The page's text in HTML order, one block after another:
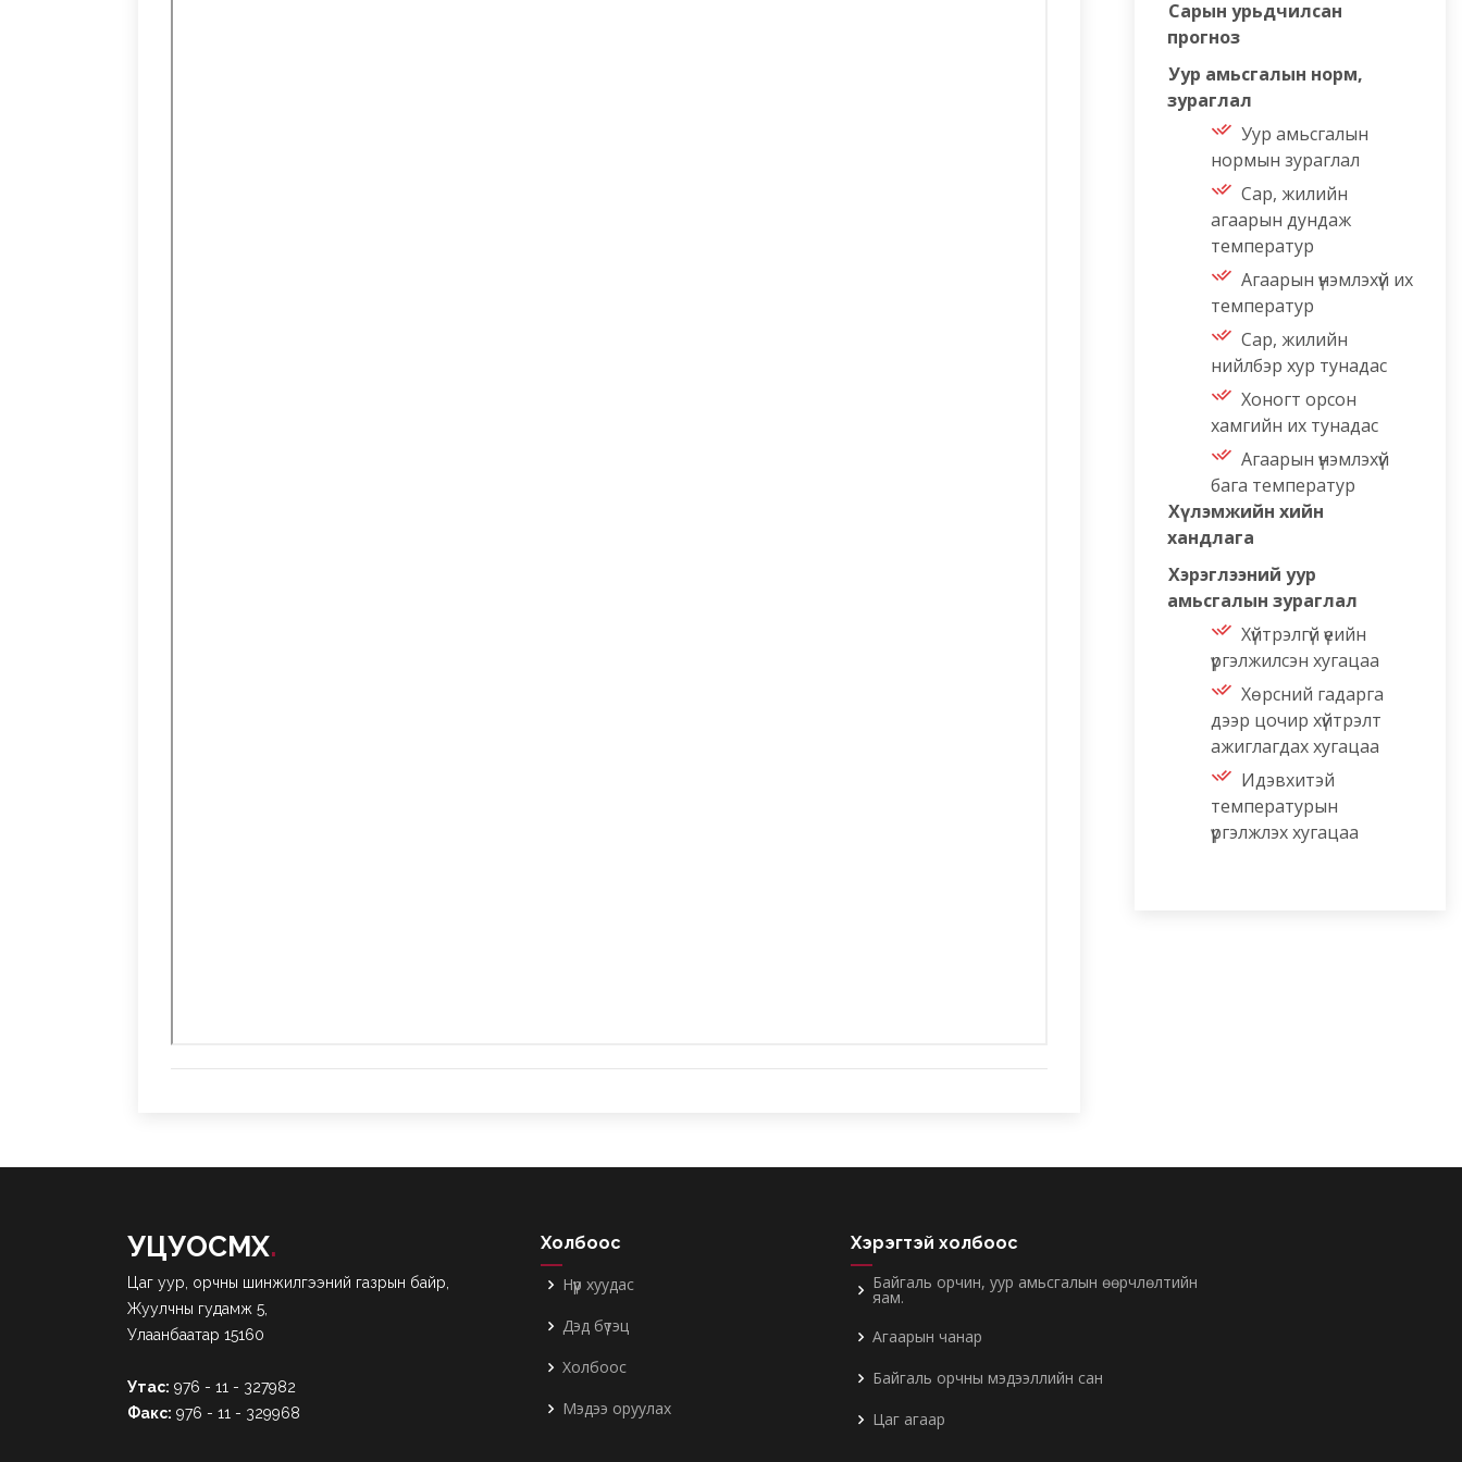
Сарын урьдчилсан
прогноз
Уур амьсгалын норм,
зураглал
Уур амьсгалын
нормын зураглал
Сар, жилийн
агаарын дундаж
температур
Агаарын үнэмлэхүй их
температур
Сар, жилийн
нийлбэр хур тунадас
Хоногт орсон
хамгийн их тунадас
Агаарын үнэмлэхүй
бага температур
Хүлэмжийн хийн
хандлага
Хэрэглээний уур
амьсгалын зураглал
Хүйтрэлгүй үеийн
үргэлжилсэн хугацаа
Хөрсний гадарга
дээр цочир хүйтрэлт
ажиглагдах хугацаа
Идэвхитэй
температурын
үргэлжлэх хугацаа
УЦУОСМХ.
Цаг уур, орчны шинжилгээний газрын байр,
Жуулчны гудамж 5,
Улаанбаатар 15160
Утас: 976 - 11 - 327982
Факс: 976 - 11 - 329968
Холбоос
Нүүр хуудас
Дэд бүтэц
Холбоос
Мэдээ оруулах
Хэрэгтэй холбоос
Байгаль орчин, уур амьсгалын өөрчлөлтийн
яам.
Агаарын чанар
Байгаль орчны мэдээллийн сан
Цаг агаар